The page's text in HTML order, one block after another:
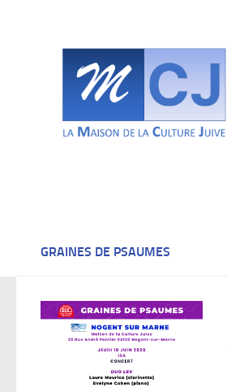
GRAINES DE PSAUMES